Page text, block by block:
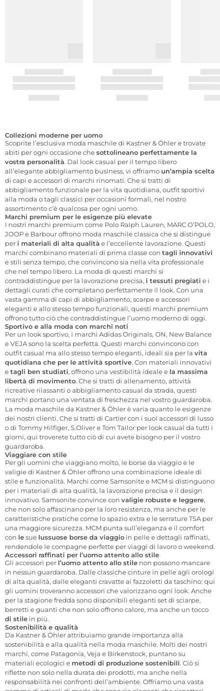
Collezioni moderne per uomo
Scoprite l’esclusiva moda maschile di Kastner & Öhler e trovate
abiti per ogni occasione chesottolineano perfettamente la
vostra personalità. Dal look casual per il tempo libero
all’elegante abbigliamento business, vi offriamo un’ampia scelta
di capi e accessori di marchi rinomati. Che si tratti di
abbigliamento funzionale per la vita quotidiana, outfit sportivi
alla moda o tagli classici per occasioni formali, nel nostro
assortimento c’è qualcosa per ogni uomo.
Marchi premium per le esigenze più elevate
I nostri marchi premium come Polo Ralph Lauren, MARC O’POLO,
JOOP e Barbour offrono moda maschile classica che si distingue
per i materiali di alta qualità e l’eccellente lavorazione. Questi
marchi combinano materiali di prima classe con tagli innovativi
e stili senza tempo, che convincono sia nella vita professionale
che nel tempo libero. La moda di questi marchi si
contraddistingue per la lavorazione precisa, i tessuti pregiati e i
dettagli curati che completano perfettamente il look. Con una
vasta gamma di capi di abbigliamento, scarpe e accessori
eleganti e allo stesso tempo funzionali, questi marchi premium
offrono tutto ciò che contraddistingue l’uomo moderno di oggi.
Sportivo e alla moda con marchi noti
Per un look sportivo, i marchi Adidas Originals, ON, New Balance
e VEJA sono la scelta perfetta. Questi marchi convincono con
outfit casual ma allo stesso tempo eleganti, ideali sia per la vita
quotidiana che per le attività sportive. Con materiali innovativi
etagli ben studiati, offrono una vestibilità ideale e la massima
libertà di movimento. Che si tratti di allenamento, attività
ricreative rilassanti o abbigliamento casual da strada, questi
marchi portano una ventata di freschezza nel vostro guardaroba.
La moda maschile da Kastner & Öhler è varia quanto le esigenze
dei nostri clienti. Che si tratti di Cartier con i suoi accessori di lusso
o di Tommy Hilfiger, S.Oliver e Tom Tailor per look casual da tutti i
giorni, qui troverete tutto ciò di cui avete bisogno per il vostro
guardaroba.
Viaggiare con stile
Per gli uomini che viaggiano molto, le borse da viaggio e le
valigie di Kastner & Öhler offrono una combinazione ideale di
stile e funzionalità. Marchi come Samsonite e MCM si distinguono
per i materiali di alta qualità, la lavorazione precisa e il design
innovativo. Samsonite convince con valigie robuste e leggere,
che non solo affascinano per la loro resistenza, ma anche per le
caratteristiche pratiche come lo spazio extra e le serrature TSA per
una maggiore sicurezza. MCM punta sull’eleganza e il comfort
con lesue lussuose borse da viaggio in pelle e dettagli raffinati,
rendendole le compagne perfette per viaggi di lavoro o weekend.
Accessori raffinati per l’uomo attento allo stile
Gli accessori per l’uomo attento allo stile non possono mancare
in nessun guardaroba. Dalle classiche cinture in pelle agli orologi
di alta qualità, dalle eleganti cravatte ai fazzoletti da taschino: qui
gli uomini troveranno accessori che valorizzano ogni look. Anche
per la stagione fredda sono disponibili eleganti set di sciarpe,
berretti e guanti che non solo offrono calore, ma anche un tocco
di stile in più.
Sostenibilità e qualità
Da Kastner & Öhler attribuiamo grande importanza alla
sostenibilità e alla qualità nella moda maschile. Molti dei nostri
marchi, come Patagonia, Veja e Birkenstock, puntano su
materiali ecologici e metodi di produzione sostenibili. Ciò si
riflette non solo nella durata dei prodotti, ma anche nella
responsabilità nei confronti dell’ambiente. Offriamo una vasta